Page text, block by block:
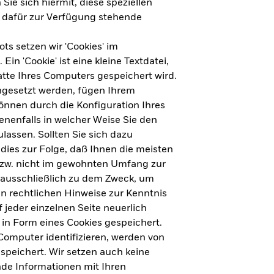
für Deutschland herunterladen
für Europa herunterladen
sich hiermit, diese speziellen
zur Verfügung stehende
setzen wir 'Cookies' im
'Cookie' ist eine kleine Textdatei,
Ihres Computers gespeichert wird.
werden, fügen Ihrem
durch die Konfiguration Ihres
in welcher Weise Sie den
Sollten Sie sich dazu
zur Folge, daß Ihnen die meisten
nicht im gewohnten Umfang zur
zu dem Zweck, um
rechtlichen Hinweise zur Kenntnis
einzelnen Seite neuerlich
Form eines Cookies gespeichert.
identifizieren, werden von
Wir setzen auch keine
Informationen mit Ihren